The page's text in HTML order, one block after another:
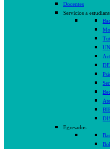
Docentes
Servicios a
Egresados